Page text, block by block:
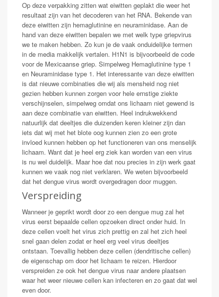
Op deze verpakking zitten wat eiwitten geplakt die weer het
resultaat zijn van het decoderen van het RNA. Bekende van
deze eiwitten zijn hemaglutinine en neuraminidase. Aan de
hand van deze eiwitten bepalen we met welk type griepvirus
we te maken hebben. Zo kun je de vaak onduidelijke termen
in de media makkelijk vertalen. H1N1 is bijvoorbeeld de code
voor de Mexicaanse griep. Simpelweg Hemaglutinine type 1
en Neuraminidase type 1. Het interessante van deze eiwitten
is dat nieuwe combinaties die wij als mensheid nog niet
gezien hebben kunnen zorgen voor hele ernstige ziekte
verschijnselen, simpelweg omdat ons lichaam niet gewend is
aan deze combinatie van eiwitten. Heel indrukwekkend
natuurlijk dat deeltjes die duizenden keren kleiner zijn dan
iets dat wij met het blote oog kunnen zien zo een grote
invloed kunnen hebben op het functioneren van ons menselijk
lichaam. Want dat je heel erg ziek kan worden van een virus
is nu wel duidelijk. Maar hoe dat nou precies in zijn werk gaat
kunnen we vaak nog niet verklaren. We weten bijvoorbeeld
dat het dengue virus wordt overgedragen door muggen.
Verspreiding
Wanneer je geprikt wordt door zo een dengue mug zal het
virus eerst bepaalde cellen opzoeken direct onder huid. In
deze cellen voelt het virus zich prettig en zal het zich heel
snel gaan delen zodat er heel erg veel virus deeltjes
ontstaan. Toevallig hebben deze cellen (dendritische cellen)
de eigenschap om door het lichaam te reizen. Hierdoor
verspreiden ze ook het dengue virus naar andere plaatsen
waar het weer nieuwe cellen kan infecteren en zo gaat dat wel
even door.